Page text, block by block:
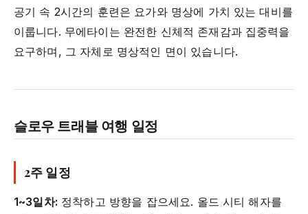
공기 속 2시간의 훈련은 요가와 명상에 가치 있는 대비를
이룹니다. 무에타이는 완전한 신체적 존재감과 집중력을
요구하며, 그 자체로 명상적인 면이 있습니다.
슬로우 트래블 여행 일정
2주 일정
1~3일차: 정착하고 방향을 잡으세요. 올드 시티 해자를